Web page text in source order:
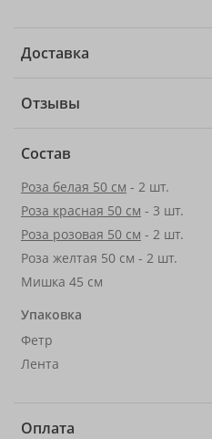
Доставка
Отзывы
Состав
Роза белая 50 см - 2 шт.
Роза красная 50 см - 3 шт.
Роза розовая 50 см - 2 шт.
Роза желтая 50 см - 2 шт.
Мишка 45 см
Упаковка
Фетр
Лента
Оплата